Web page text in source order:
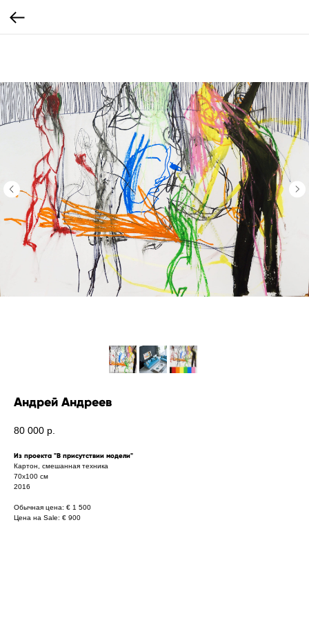
Андрей Андреев
80 000 р.
Из проекта "В присутствии модели"
Картон, смешанная техника
70х100 см
2016
Обычная цена: € 1 500
Цена на Sale: € 900